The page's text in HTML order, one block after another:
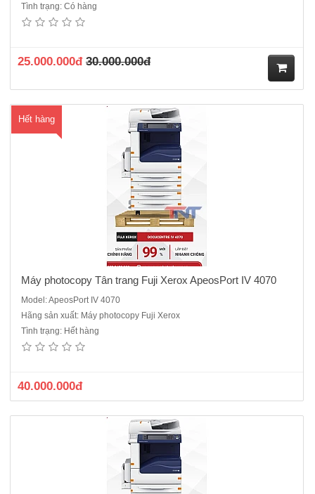
Tình trạng: Có hàng
25.000.000đ 30.000.000đ
Hết hàng
Máy Photocopy Tân trang Fuji Xerox ApeosPort IV 4070 hỗ trợ người
dùng in ấn bằng ứng dụng đám mây và các ứng dụng di động như
Máy photocopy Tân trang Fuji Xerox ApeosPort IV 4070
Model: ApeosPort IV 4070
Hãng sản xuất: Máy photocopy Fuji Xerox
Tình trạng: Hết hàng
40.000.000đ
Máy Photocopy Tân trang Fuji Xerox ApeosPort IV 5070 hỗ trợ người
dùng in ấn bằng ứng dụng đám mây và các ứng dụng di động như
Print Utility dành cho IOS/Android, AirPrint, Google Cloud Print dòng